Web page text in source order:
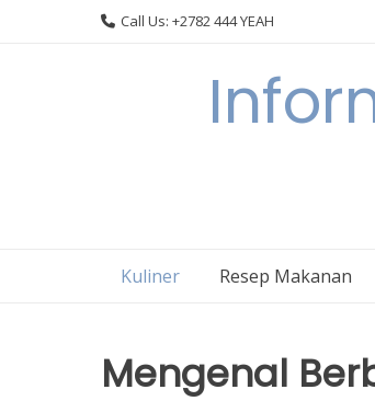
Call Us: +2782 444 YEAH
Kuliner Resep Makanan
Mengenal